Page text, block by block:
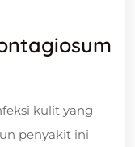
kulit yang
penyakit ini